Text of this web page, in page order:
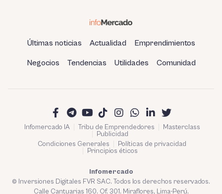
Últimas noticias Actualidad Emprendimientos
Negocios Tendencias Utilidades Comunidad
Infomercado IA Tribu de Emprendedores
Masterclass
Publicidad
Condiciones Generales
Políticas de privacidad
Principios éticos
Infomercado
© Inversiones Digitales FVR SAC. Todos los derechos reservados.
Calle Cantuarias 160. Of. 301. Miraflores, Lima-Perú.